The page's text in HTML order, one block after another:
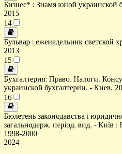
Бизнес* : Знамя юной украинской
2015
14
Бульвар : еженедельник светской
2013
15
Бухгалтерия: Право. Налоги.
украинской бухгалтерии. - Киев,
16
Бюлетень законодавства і
загальнодерж. період. вид. - Київ
1998-2000
2024